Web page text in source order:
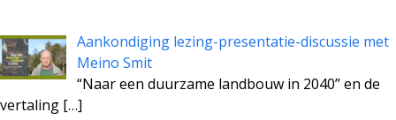
Aankondiging lezing-presentatie-discussie met
Meino Smit
“Naar een duurzame landbouw in 2040” en de
vertaling […]